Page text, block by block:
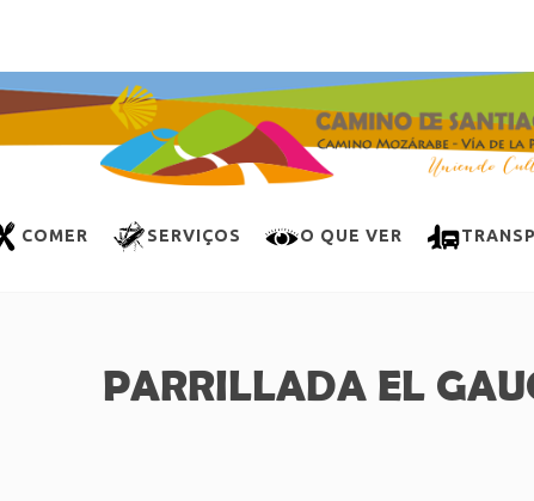
COMER SERVIÇOS O QUE VER
PARRILLADA EL